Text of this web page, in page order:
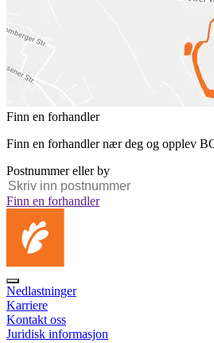
Finn en forhandler
Finn en forhandler nær deg og opplev
Postnummer eller by
Finn en forhandler
Nedlastninger
Karriere
Kontakt oss
Juridisk informasjon